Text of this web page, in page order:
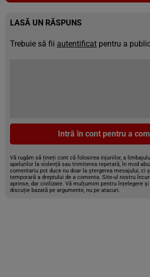
LASĂ UN RĂSPUNS
Trebuie să fii autentificat pentru a
Intră în cont pentru a
Vă rugăm să țineți cont că folosirea injuriilor, a
apelurilor la violență sau trimiterea repetată, în mod
comentariu pot duce nu doar la ștergerea mesajului, ci
temporară a dreptului de a comenta. Site-ul nostru
aprinse, dar civilizate. Vă mulțumim pentru înțelegere
discuție bazată pe argumente, nu pe atacuri.